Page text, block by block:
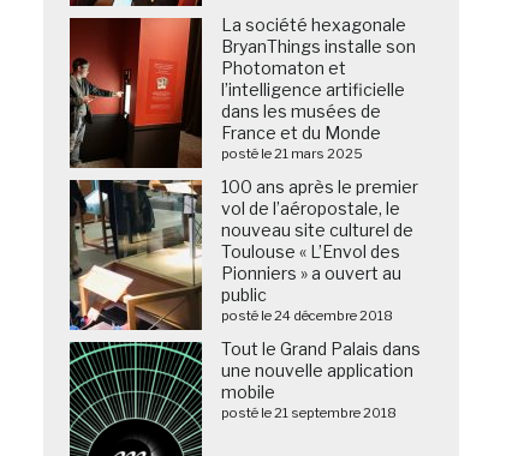
La société hexagonale
BryanThings installe son
Photomaton et
l’intelligence artificielle
dans les musées de
France et du Monde
posté le 21 mars 2025
100 ans après le premier
vol de l’aéropostale, le
nouveau site culturel de
Toulouse « L’Envol des
Pionniers » a ouvert au
public
posté le 24 décembre 2018
Tout le Grand Palais dans
une nouvelle application
mobile
posté le 21 septembre 2018